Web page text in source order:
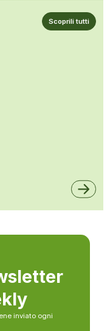
Scoprili tutti
inviato ogni